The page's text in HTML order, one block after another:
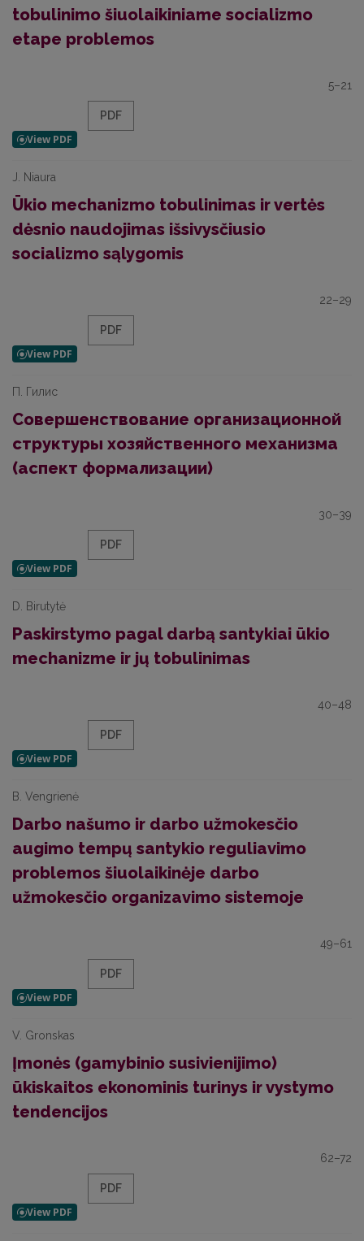
tobulinimo šiuolaikiniame socializmo
etape problemos
5–21
PDF
J. Niaura
Ūkio mechanizmo tobulinimas ir vertės
dėsnio naudojimas išsivysčiusio
socializmo sąlygomis
22–29
PDF
П. Гилис
Совершенствование организационной
структуры хозяйственного механизма
(аспект формализации)
30–39
PDF
D. Birutytė
Paskirstymo pagal darbą santykiai ūkio
mechanizme ir jų tobulinimas
40–48
PDF
B. Vengrienė
Darbo našumo ir darbo užmokesčio
augimo tempų santykio reguliavimo
problemos šiuolaikinėje darbo
užmokesčio organizavimo sistemoje
49–61
PDF
V. Gronskas
Įmonės (gamybinio susivienijimo)
ūkiskaitos ekonominis turinys ir vystymo
tendencijos
62–72
PDF